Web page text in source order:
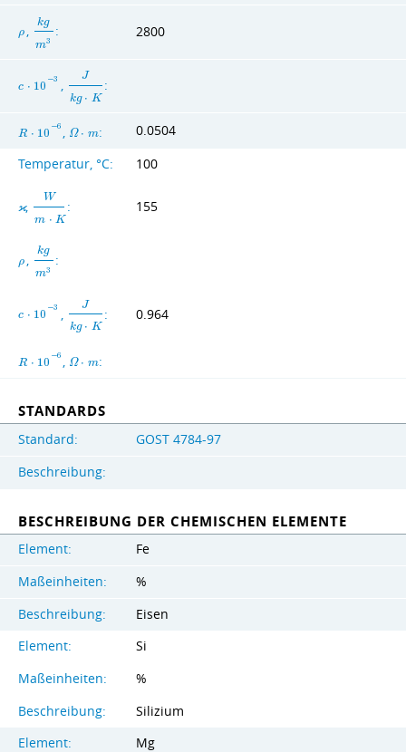
ρ ,
kg
m3
: 2800
c ⋅ 10
−3 ,
J
kg ⋅ K
:
R ⋅ 10
−6 , Ω ⋅ m: 0.0504
Temperatur, °C: 100
ϰ,
W
m ⋅ K
: 155
ρ
kg
m3
:
c ⋅ 10
−3
J
kg ⋅ K
: 0.964
R ⋅ 10
−6 , Ω ⋅ m:
STANDARDS
Standard:
GOST 4784-97
Beschreibung:
BESCHREIBUNG DER CHEMISCHEN ELEMENTE
Element:
Fe
Maßeinheiten:
%
Beschreibung:
Eisen
Element:
Si
Maßeinheiten:
%
Beschreibung:
Silizium
Element:
Mg